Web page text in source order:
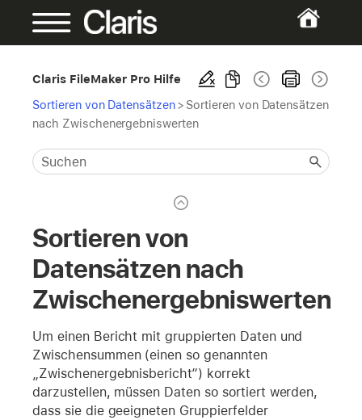
Claris FileMaker Pro Hilfe
Sortieren von Datensätzen> Sortieren von Datensätzen
nach Zwischenergebniswerten
Sortieren von
Datensätzen nach
Zwischenergebniswerten
Um einen Bericht mit gruppierten Daten und
Zwischensummen (einen so genannten
„Zwischenergebnisbericht“) korrekt
darzustellen, müssen Daten so sortiert werden,
dass sie die geeigneten Gruppierfelder